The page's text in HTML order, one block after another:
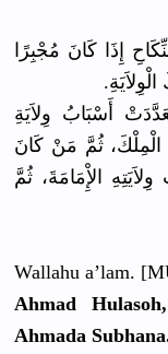
إِذَا كَانَ مُجْبِرًا
أَسْبَابُ وِلاَيَةِ
الْمِلْكَ، ثُمَّ مَنْ كَانَ
الإِْمَامَةَ، ثُمَّ
Wallahu a’lam.
Ahmad
Ahmada